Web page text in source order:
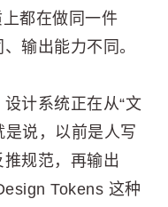
都在做同一件
输出能力不同。
计系统正在从“文
是说，以前是人写
规范，再输出
Tokens 这种